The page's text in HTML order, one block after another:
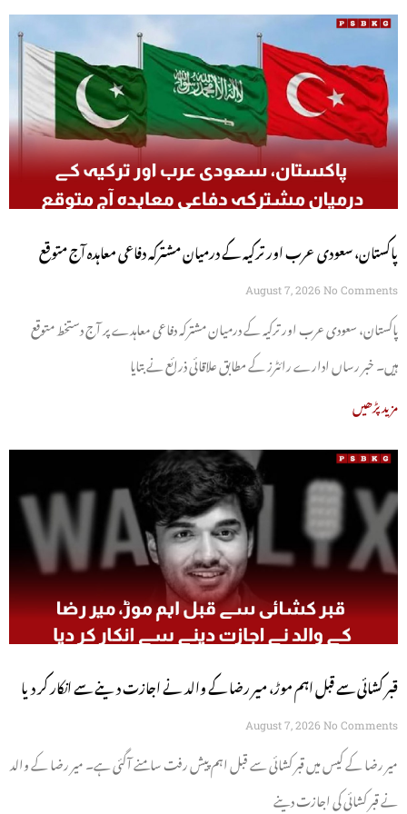
پاکستان، سعودی عرب اور ترکیہ کے درمیان مشترکہ دفاعی معاہدہ آج متوقع
August 7, 2026 No Comments
پاکستان، سعودی عرب اور ترکیہ کے درمیان مشترکہ دفاعی معاہدے پر آج دستخط متوقع
ہیں۔ خبر رساں ادارے رائٹرز کے مطابق علاقائی ذرائع نے بتایا
مزید پڑھیں
قبر کشائی سے قبل اہم موڑ، میر رضا کے والد نے اجازت دینے سے انکار کر دیا
August 7, 2026 No Comments
میر رضا کے کیس میں قبر کشائی سے قبل اہم پیش رفت سامنے آگئی ہے۔ میر رضا کے والد
نے قبر کشائی کی اجازت دینے